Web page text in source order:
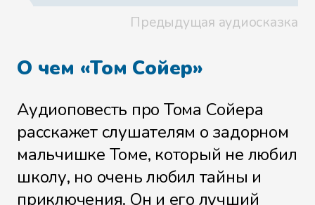
Файл 21
Файл 22
Предыдущая аудиосказка
О чем «Том Сойер»
Аудиоповесть про Тома Сойера
расскажет слушателям о задорном
мальчишке Томе, который не любил
школу, но очень любил тайны и
приключения. Он и его лучший